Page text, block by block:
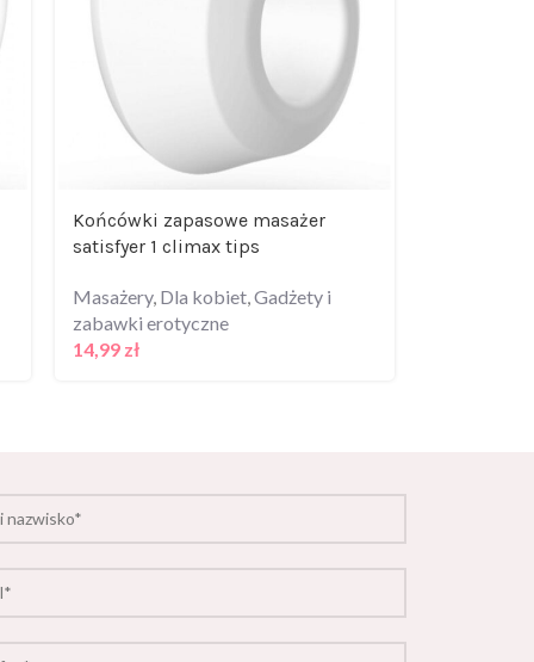
Końcówki zapasowe masażer
satisfyer 1 climax tips
Masażery, Dla kobiet, Gadżety i
zabawki erotyczne
14,99 zł